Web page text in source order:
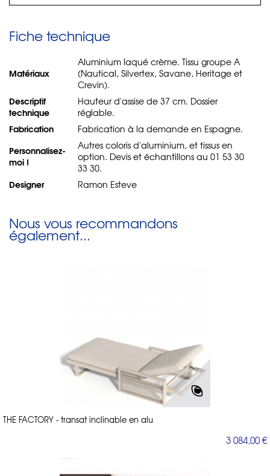
Fiche technique
Matériaux
Aluminium laqué crème. Tissu groupe A
(Nautical, Silvertex, Savane, Heritage et
Crevin).
Descriptif
technique
Hauteur d'assise de 37 cm. Dossier
réglable.
Fabrication Fabrication à la demande en Espagne.
Personnalisez-
moi !
Autres coloris d'aluminium, et tissus en
option. Devis et échantillons au 01 53 30
33 30.
Designer Ramon Esteve
Nous vous recommandons
également...
THE FACTORY - transat inclinable en alu
3 084,00 €